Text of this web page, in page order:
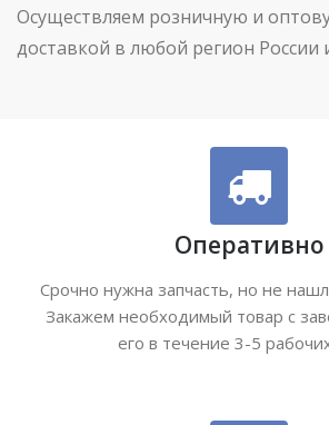
Осуществляем розничную и
доставкой в любой регион России
Оперативно
Срочно нужна запчасть, но не
Закажем необходимый товар с
его в течение 3-5